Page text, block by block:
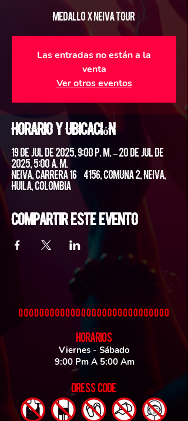
Medallo X Neiva Tour
Las entradas no están a la
venta
Ver otros eventos
Horario y ubicación
19 de jul de 2025, 9:00 p. m. – 20 de jul de
2025, 5:00 a. m.
Neiva, Carrera 16 #4156, Comuna 2, Neiva,
Huila, Colombia
Compartir este evento
HORARIOS
Viernes - Sábado
9:00 Pm A 5:00 Am
DRESS CODE